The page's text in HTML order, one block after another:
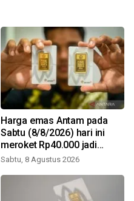
Harga emas Antam pada
Sabtu (8/8/2026) hari ini
meroket Rp40.000 jadi
Rp2,690 juta/gr
Sabtu, 8 Agustus 2026